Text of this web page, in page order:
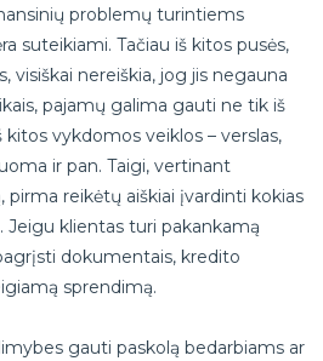
problemų turintiems
suteikiami. Tačiau iš kitos pusės,
visiškai nereiškia, jog jis negauna
pajamų galima gauti ne tik iš
vykdomos veiklos – verslas,
ir pan. Taigi, vertinant
pirma reikėtų aiškiai įvardinti kokias
Jeigu klientas turi pakankamą
dokumentais, kredito
sprendimą.
gauti paskolą bedarbiams ar